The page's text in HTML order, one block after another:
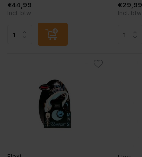
€44,99
Incl. btw
€29,99
Incl. btw